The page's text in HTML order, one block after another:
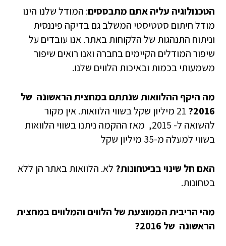
הטכנולוגיה עליה אתם מתבססים: המודל שלנו הינו
מודל חיתום סטטיסטי המשלב גם בדיקה פיננסית
וניתוח התנהגות של הלקוחות באתר. אנו עובדים על
שיפור המודלים הקיימים בחברה ואנו רואים שיפור
משמעותי בכמות ובאיכות הלווים שלנו.
מה היקף ההלוואות שנתתם במחצית הראשונה של
2016?
21 מיליון שקל בשווי הלוואות. אין מקור
להשואה ל- 2015,
מאז ההקמה ניתנו בשווי הלוואות
בשווי למעלה מ-35 מיליון שקל
האם חל שינוי בביטחונות? לא. הלוואות באתר הן ללא
בטחונות.
מהי הריבית הממוצעת של הלווים והמלוויםבמחצית
הראשונה של 2016?